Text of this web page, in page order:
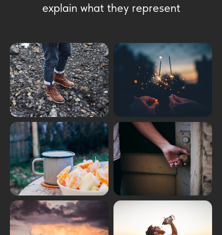
explain what they represent